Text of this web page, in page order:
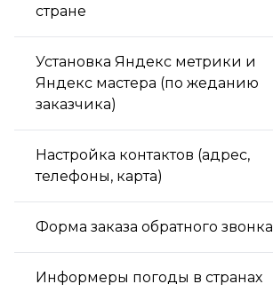
стране
Установка Яндекс метрики и
Яндекс мастера (по жеданию
заказчика)
Настройка контактов (адрес,
телефоны, карта)
Форма зaказа обратного звонка
Информеры погоды в странах